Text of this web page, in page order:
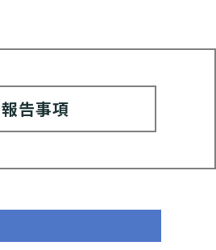
報告事項